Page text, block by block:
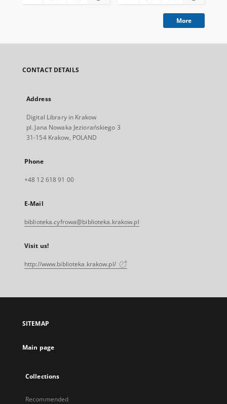
More
CONTACT DETAILS
Address
Digital Library in Krakow
pl. Jana Nowaka Jeziorańskiego 3
31-154 Krakow, POLAND
Phone
+48 12 618 91 00
E-Mail
biblioteka.cyfrowa@biblioteka.krakow.pl
Visit us!
http://www.biblioteka.krakow.pl/
SITEMAP
Main page
Collections
Recommended